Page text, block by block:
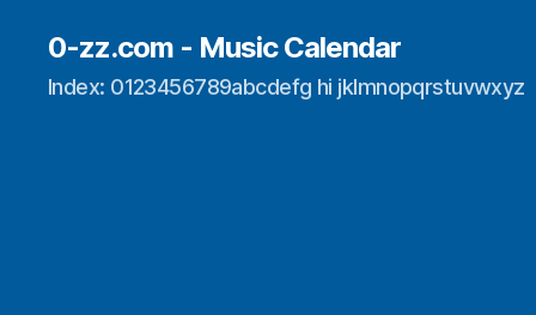
0-zz.com - Music Calendar
Index: 0123456789abcdefg hi jklmnopqrstuvwxyz